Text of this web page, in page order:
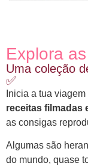
Explora
Uma coleção
✅
Inicia a tua
receitas filmadas
as consigas
Algumas são
do mundo, quase